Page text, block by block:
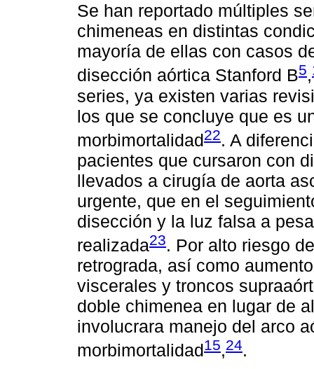
Se han reportado múltiples
chimeneas en distintas
mayoría de ellas con casos
disección aórtica Stanford B5,
series, ya existen varias
los que se concluye que es
morbimortalidad22. A
pacientes que cursaron con
llevados a cirugía de aorta
urgente, que en el
disección y la luz falsa a
realizada23. Por alto riesgo
retrograda, así como
viscerales y troncos
doble chimenea en lugar de
involucrara manejo del arco
morbimortalidad15,24.